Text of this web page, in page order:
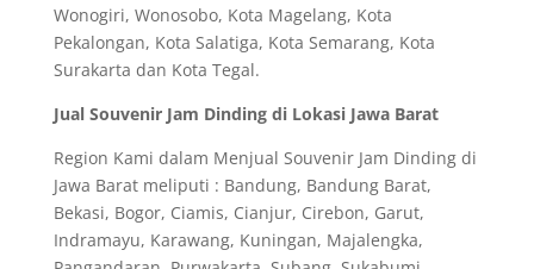
Wonogiri, Wonosobo, Kota Magelang, Kota
Pekalongan, Kota Salatiga, Kota Semarang, Kota
Surakarta dan Kota Tegal.
Jual Souvenir Jam Dinding di Lokasi Jawa Barat
Region Kami dalam Menjual Souvenir Jam Dinding di
Jawa Barat meliputi : Bandung, Bandung Barat,
Bekasi, Bogor, Ciamis, Cianjur, Cirebon, Garut,
Indramayu, Karawang, Kuningan, Majalengka,